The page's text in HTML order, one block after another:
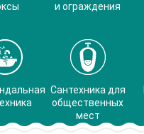
и ограждения
Сантехника для
общественных
мест